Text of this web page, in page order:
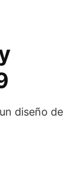
diseño de